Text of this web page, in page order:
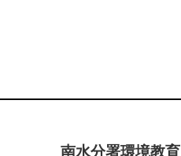
南水分署環境教育